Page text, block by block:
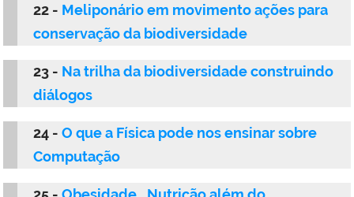
22 - Meliponário em movimento ações para
conservação da biodiversidade
23 - Na trilha da biodiversidade construindo
diálogos
24 - O que a Física pode nos ensinar sobre
Computação